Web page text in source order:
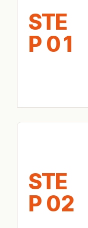
STE
P 01
STE
P 02